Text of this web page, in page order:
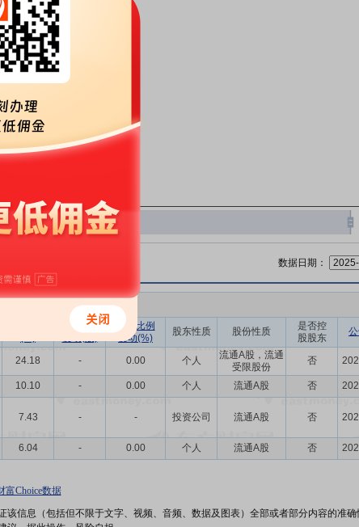
数据日期：
持股数量
持股比例
变动(%)
股东性质 股份性质
是否控
股股东
24.18 - 0.00 个人
流通A股，流通
受限股份
否
10.10 - 0.00 个人 流通A股 否
7.43 - - 投资公司 流通A股 否
6.04 - 0.00 个人 流通A股 否
富Choice数据
信息（包括但不限于文字、视频、音频、数据及图表）全部或者部分内容的准